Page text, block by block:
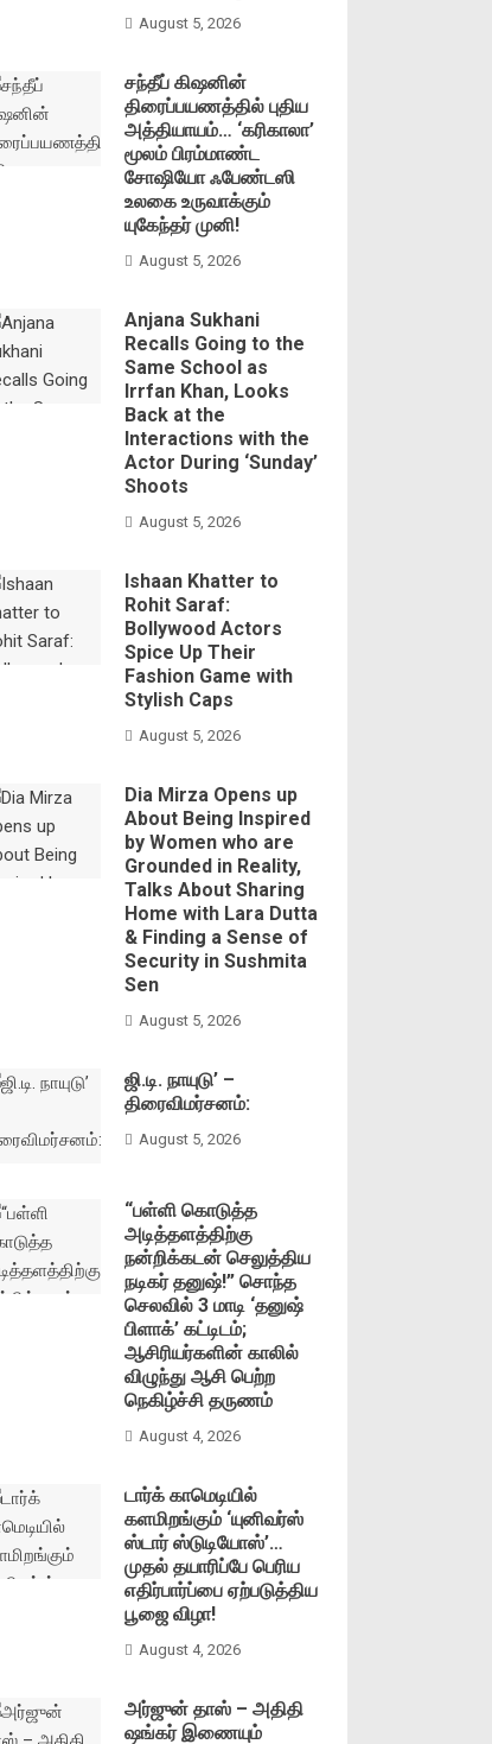
August 5, 2026
சந்தீப் கிஷனின்
திரைப்பயணத்தில் புதிய
அத்தியாயம்… ‘கரிகாலா’
மூலம் பிரம்மாண்ட
சோஷியோ ஃபேண்டஸி
உலகை உருவாக்கும்
யுகேந்தர் முனி!
August 5, 2026
Anjana Sukhani
Recalls Going to the
Same School as
Irrfan Khan, Looks
Back at the
Interactions with the
Actor During ‘Sunday’
Shoots
August 5, 2026
Ishaan Khatter to
Rohit Saraf:
Bollywood Actors
Spice Up Their
Fashion Game with
Stylish Caps
August 5, 2026
Dia Mirza Opens up
About Being Inspired
by Women who are
Grounded in Reality,
Talks About Sharing
Home with Lara Dutta
& Finding a Sense of
Security in Sushmita
Sen
August 5, 2026
ஜி.டி. நாயுடு’ –
திரைவிமர்சனம்:
August 5, 2026
“பள்ளி கொடுத்த
அடித்தளத்திற்கு
நன்றிக்கடன் செலுத்திய
நடிகர் தனுஷ்!” சொந்த
செலவில் 3 மாடி ‘தனுஷ்
பிளாக்’ கட்டிடம்;
ஆசிரியர்களின் காலில்
விழுந்து ஆசி பெற்ற
நெகிழ்ச்சி தருணம்
August 4, 2026
டார்க் காமெடியில்
களமிறங்கும் ‘யுனிவர்ஸ்
ஸ்டார் ஸ்டுடியோஸ்’…
முதல் தயாரிப்பே பெரிய
எதிர்பார்ப்பை ஏற்படுத்திய
பூஜை விழா!
August 4, 2026
அர்ஜுன் தாஸ் – அதிதி
ஷங்கர் இணையும்